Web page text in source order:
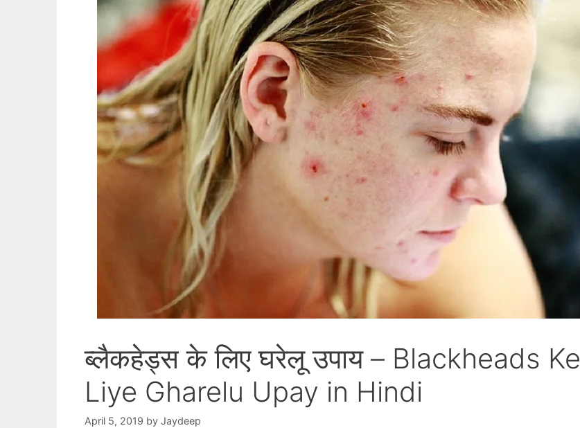
ब्लैकहेड्स के लिए घरेलू उपाय – Blackheads Ke
Liye Gharelu Upay in Hindi
April 5, 2019 by Jaydeep